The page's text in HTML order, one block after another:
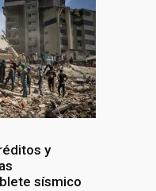
y
sísmico